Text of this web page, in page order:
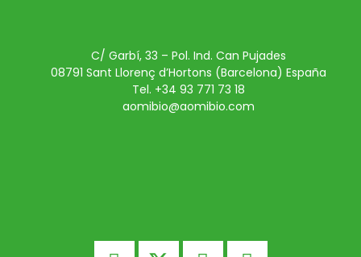
C/ Garbí, 33 – Pol. Ind. Can Pujades
08791 Sant Llorenç d’Hortons (Barcelona) España
Tel. +34 93 771 73 18
aomibio@aomibio.com